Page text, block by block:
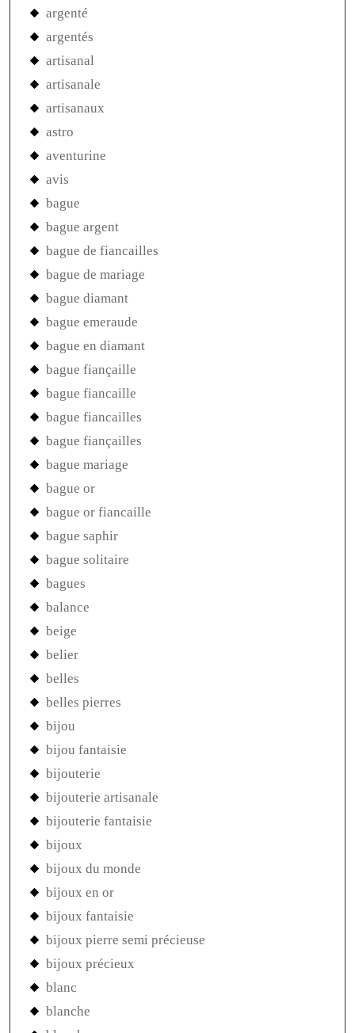
argenté
argentés
artisanal
artisanale
artisanaux
astro
aventurine
avis
bague
bague argent
bague de fiancailles
bague de mariage
bague diamant
bague emeraude
bague en diamant
bague fiançaille
bague fiancaille
bague fiancailles
bague fiançailles
bague mariage
bague or
bague or fiancaille
bague saphir
bague solitaire
bagues
balance
beige
belier
belles
belles pierres
bijou
bijou fantaisie
bijouterie
bijouterie artisanale
bijouterie fantaisie
bijoux
bijoux du monde
bijoux en or
bijoux fantaisie
bijoux pierre semi précieuse
bijoux précieux
blanc
blanche